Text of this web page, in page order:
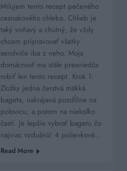
Milujem tento recept pečeného
cesnakového chleba. Chlieb je
taký voňavý a chutný, že vždy
chcem pripravovať všetky
sendviče iba z neho. Moja
domácnosť ma stále presviedča
robiť len tento recept. Krok 1:
Zložky jedna čerstvá mäkká
bageta, nakrájaná pozdĺžne na
polovicu, a potom na niekoľko
častí. Je lepšie vybrať bagetu čo
najviac vzdušnú! 4 polievkové…
Read More